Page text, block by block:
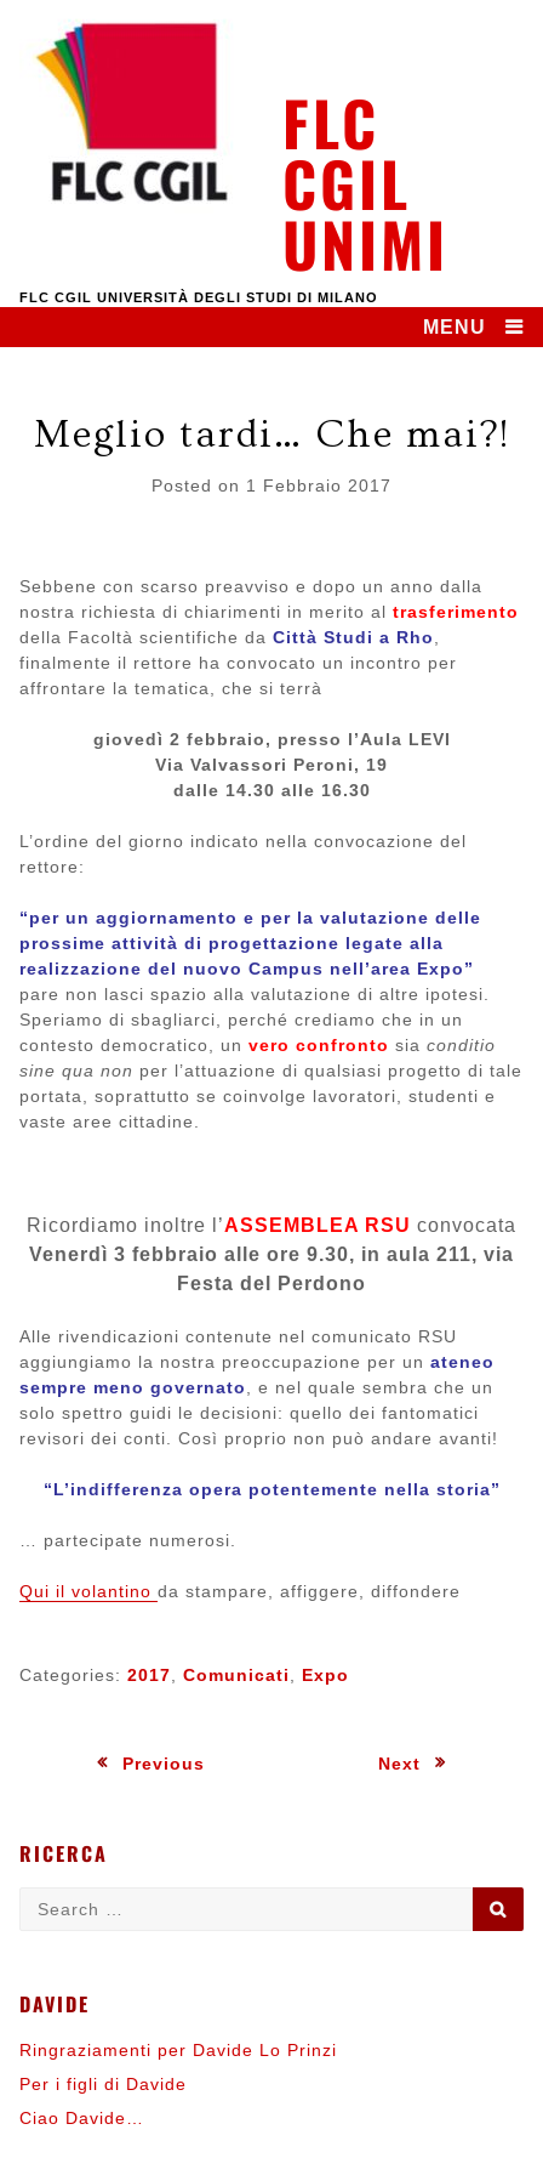
content
FLC
CGIL
UNIMI
FLC CGIL UNIVERSITÀ DEGLI STUDI DI MILANO
MENU
Meglio tardi… Che mai?!
Posted on 1 Febbraio 2017
Sebbene con scarso preavviso e dopo un anno dalla
nostra richiesta di chiarimenti in merito al trasferimento
della Facoltà scientifiche da Città Studi a Rho
finalmente il rettore ha convocato un incontro per
affrontare la tematica, che si terrà
giovedì 2 febbraio, presso l’Aula LEVI
Via Valvassori Peroni, 19
dalle 14.30 alle 16.30
L’ordine del giorno indicato nella convocazione del
rettore:
“per un aggiornamento e per la valutazione delle
prossime attività di progettazione legate alla
realizzazione del nuovo Campus nell’area Expo”
pare non lasci spazio alla valutazione di altre ipotesi.
Speriamo di sbagliarci, perché crediamo che in un
contesto democratico, un vero confronto sia conditio
sine qua non per l’attuazione di qualsiasi progetto di tale
portata, soprattutto se coinvolge lavoratori, studenti e
vaste aree cittadine.
Ricordiamo inoltre l’ASSEMBLEA RSU convocata
Venerdì 3 febbraio alle ore 9.30, in aula 211, via
Festa del Perdono
Alle rivendicazioni contenute nel comunicato RSU
aggiungiamo la nostra preoccupazione per un ateneo
sempre meno governato
, e nel quale sembra che un
solo spettro guidi le decisioni: quello dei fantomatici
revisori dei conti. Così proprio non può andare avanti!
“L’indifferenza opera potentemente nella storia”
… partecipate numerosi.
Qui il volantino da stampare, affiggere, diffondere
Categories: 2017 Comunicati Expo
Navigazione
Previous Next:
RICERCA
DAVIDE
Ringraziamenti per Davide Lo Prinzi
Per i figli di Davide
Ciao Davide…